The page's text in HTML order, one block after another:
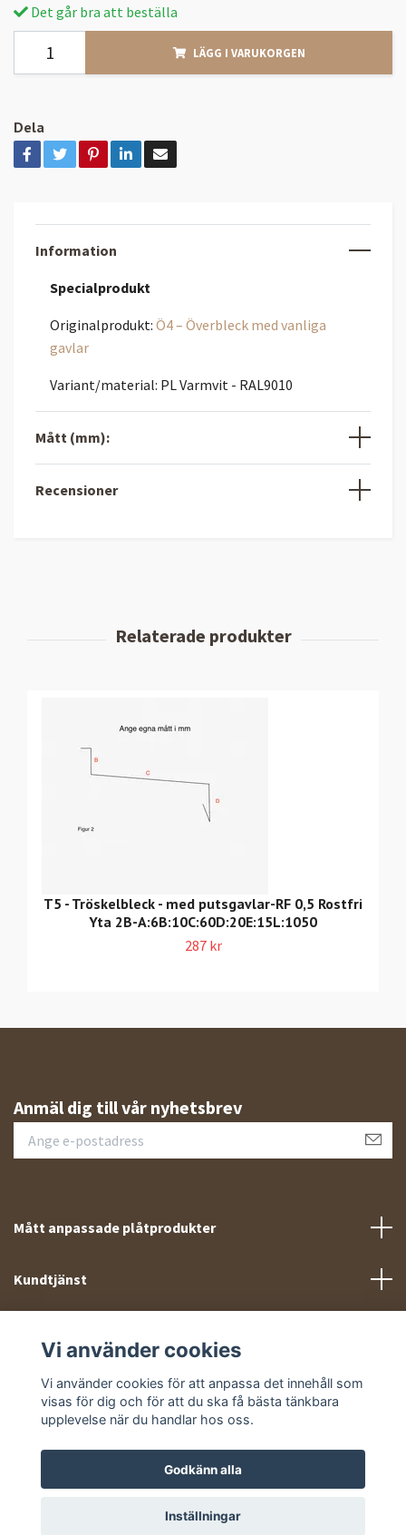
Det går bra att beställa
LÄGG I VARUKORGEN
Dela
Information
Specialprodukt
Originalprodukt: Ö4 – Överbleck med vanliga
gavlar
Variant/material: PL Varmvit - RAL9010
Mått (mm):
Recensioner
T5 - Tröskelbleck - med putsgavlar-RF 0,5 Rostfri
Yta 2B-A:6B:10C:60D:20E:15L:1050
287 kr
Anmäl dig till vår nyhetsbrev
Mått anpassade plåtprodukter
Kundtjänst
Sociala medier
© 2026 Takprofiler.se
Vi använder cookies
Vi använder cookies för att anpassa det innehåll som
visas för dig och för att du ska få bästa tänkbara
upplevelse när du handlar hos oss.
Godkänn alla
Inställningar